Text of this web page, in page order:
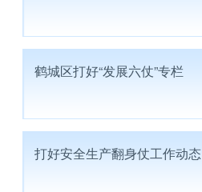
鹤城区打好“发展六仗”专栏
打好安全生产翻身仗工作动态